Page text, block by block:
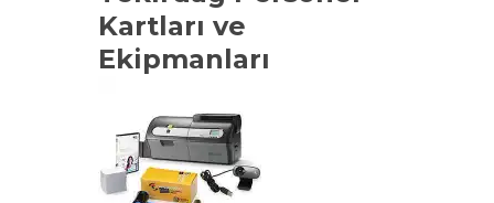
Kartları ve
Ekipmanları